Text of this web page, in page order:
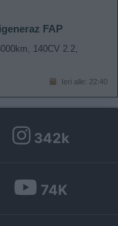
FAP
140CV 2.2,
Ieri alle: 22:40
342k
74K